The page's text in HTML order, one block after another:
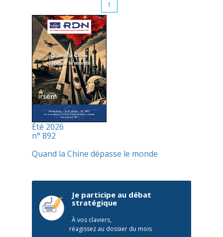
1
Été 2026
n° 892
Quand la Chine dépasse le monde
Je participe au débat
stratégique
À vos claviers,
réagissez au dossier du mois